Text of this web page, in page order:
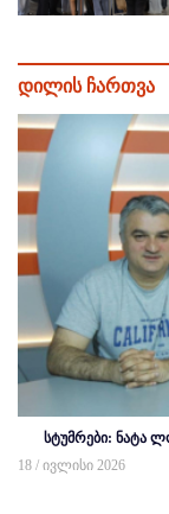
დილის ჩართვა
სტუმრები: ნატა
18 / ივლისი 2026